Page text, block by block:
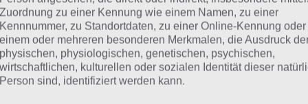
Zuordnung zu einer Kennung wie einem Namen, zu einer
Kennnummer, zu Standortdaten, zu einer Online-Kennung oder
einem oder mehreren besonderen Merkmalen, die Ausdruck
physischen, physiologischen, genetischen, psychischen,
wirtschaftlichen, kulturellen oder sozialen Identität dieser
Person sind, identifiziert werden kann.